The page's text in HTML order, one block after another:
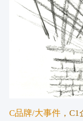
C品牌/大事件，C1